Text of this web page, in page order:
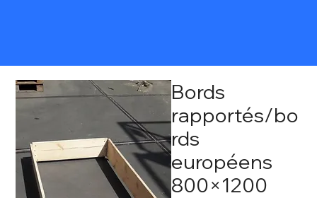
Bords
rapportés/bo
rds
européens
800×1200